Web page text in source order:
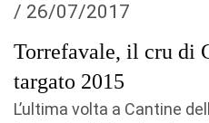
/ 26/07/2017
Torrefavale, il cru di
targato 2015
L’ultima volta a Cantine